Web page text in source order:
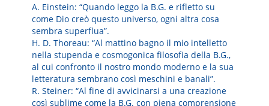
A. Einstein: “Quando leggo la B.G. e rifletto su
come Dio creò questo universo, ogni altra cosa
sembra superflua”.
H. D. Thoreau: “Al mattino bagno il mio intelletto
nella stupenda e cosmogonica filosofia della B.G.,
al cui confronto il nostro mondo moderno e la sua
letteratura sembrano così meschini e banali”.
R. Steiner: “Al fine di avvicinarsi a una creazione
così sublime come la B.G. con piena comprensione